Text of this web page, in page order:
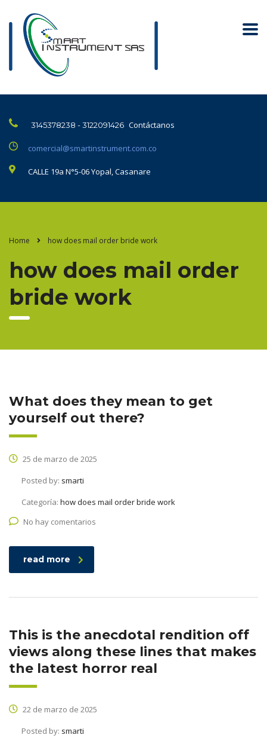
3145378238 - 3122091426 Contáctanos
comercial@smartinstrument.com.co
CALLE 19a N°5-06 Yopal, Casanare
Home how does mail order bride work
how does mail order
bride work
What does they mean to get
yourself out there?
25 de marzo de 2025
Posted by: smarti
Categoría: how does mail order bride work
No hay comentarios
read more
This is the anecdotal rendition off
views along these lines that makes
the latest horror real
22 de marzo de 2025
Posted by: smarti